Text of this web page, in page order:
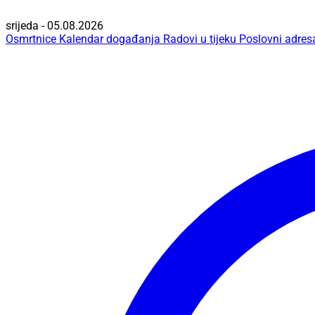
srijeda - 05.08.2026
Osmrtnice Kalendar događanja Radovi u tijeku Poslovni